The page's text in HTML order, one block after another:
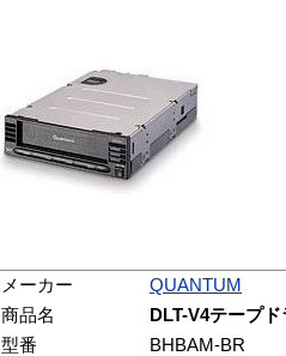
メーカー
QUANTUM
商品名
DLT-V4テープ
型番
BHBAM-BR